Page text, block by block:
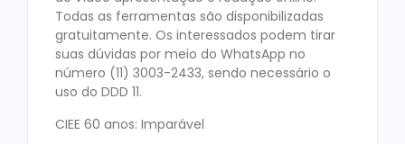
Todas as ferramentas são disponibilizadas
gratuitamente. Os interessados podem tirar
suas dúvidas por meio do WhatsApp no
número (11) 3003-2433, sendo necessário o
uso do DDD 11.
CIEE 60 anos: Imparável